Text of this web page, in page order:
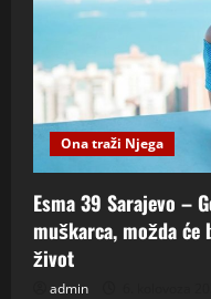
Ona traži Njega
Esma 39 Sarajevo –
muškarca, možda
život
admin